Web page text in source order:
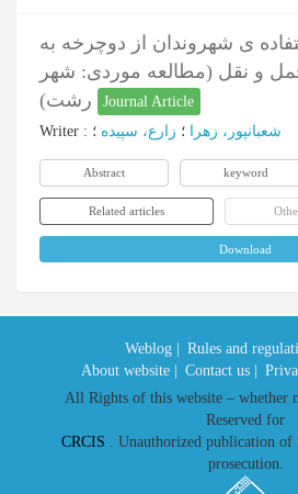
ی شهروندان از دوچرخه به
و نقل (مطالعه موردی: شهر
Journal Article
Writer : شعبانپور، زهرا ؛ زارع، سپیده ؛
Abstract keyword
Related articles
Download
Weblog | Rules and
About website |
Contact us |
All Rights of this website – whether
Reserved for
CRCIS . Unauthorized publication
prosecution.